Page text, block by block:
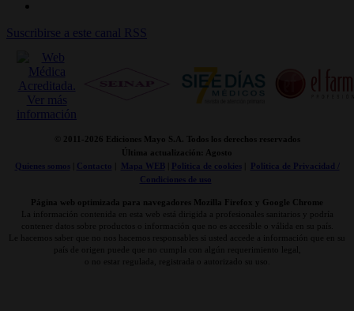
Suscribirse a este canal RSS
© 2011-2026 Ediciones Mayo S.A. Todos los derechos reservados
Última actualización: Agosto
Quienes somos| Contacto Mapa WEB| Politica de cookies|
Politica de Privacidad /
Condiciones de uso
Página web optimizada para navegadores Mozilla Firefox y Google Chrome
La información contenida en esta web está dirigida a profesionales sanitarios y podría
contener datos sobre productos o información que no es accesible o válida en su país.
Le hacemos saber que no nos hacemos responsables si usted accede a información que en su
país de origen puede que no cumpla con algún requerimiento legal,
o no estar regulada, registrada o autorizado su uso.